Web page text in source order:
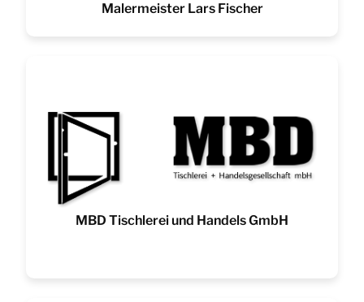
Malermeister Lars Fischer
MBD Tischlerei und Handels GmbH